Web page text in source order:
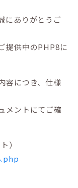
にありがとうご
提供中のPHP8に
容につき、仕様
メントにてご確
）